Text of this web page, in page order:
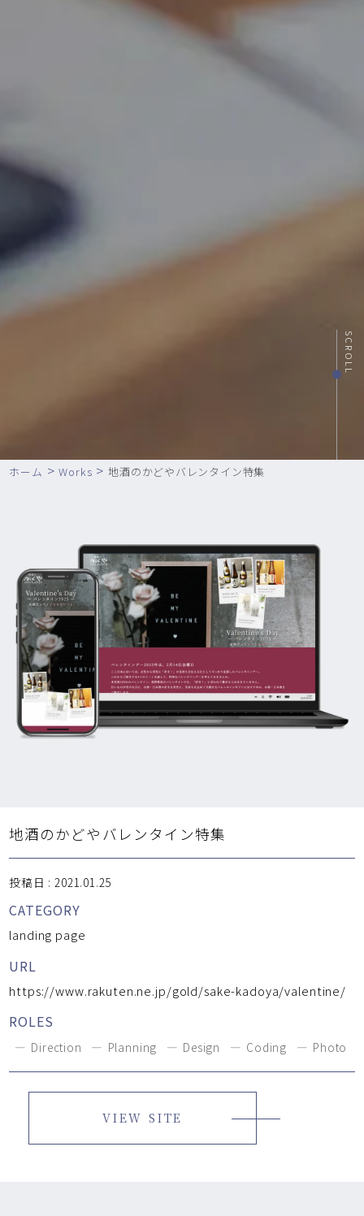
SCROLL
ホーム >Works >地酒のかどやバレンタイン特集
地酒のかどやバレンタイン特集
投稿日 : 2021.01.25
CATEGORY
landing page
URL
https://www.rakuten.ne.jp/gold/sake-kadoya/valentine/
ROLES
Direction Planning Design Coding Photo
VIEW SITE